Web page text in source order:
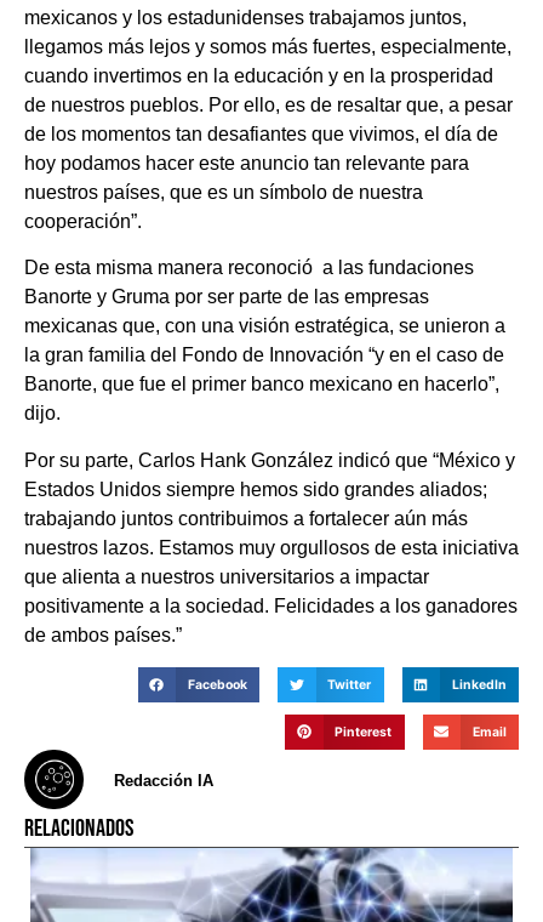
mexicanos y los estadunidenses trabajamos juntos,
llegamos más lejos y somos más fuertes, especialmente,
cuando invertimos en la educación y en la prosperidad
de nuestros pueblos. Por ello, es de resaltar que, a pesar
de los momentos tan desafiantes que vivimos, el día de
hoy podamos hacer este anuncio tan relevante para
nuestros países, que es un símbolo de nuestra
cooperación”.
De esta misma manera reconoció a las fundaciones
Banorte y Gruma por ser parte de las empresas
mexicanas que, con una visión estratégica, se unieron a
la gran familia del Fondo de Innovación “y en el caso de
Banorte, que fue el primer banco mexicano en hacerlo”,
dijo.
Por su parte, Carlos Hank González indicó que “México y
Estados Unidos siempre hemos sido grandes aliados;
trabajando juntos contribuimos a fortalecer aún más
nuestros lazos. Estamos muy orgullosos de esta iniciativa
que alienta a nuestros universitarios a impactar
positivamente a la sociedad. Felicidades a los ganadores
de ambos países.”
Facebook Twitter LinkedIn
Pinterest Email
Redacción IA
RELACIONADOS